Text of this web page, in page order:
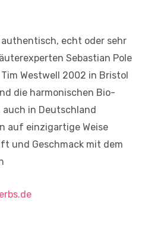
echt oder sehr
Sebastian Pole
Westwell 2002 in Bristol
die harmonischen Bio-
in Deutschland
auf einzigartige Weise
und Geschmack mit dem